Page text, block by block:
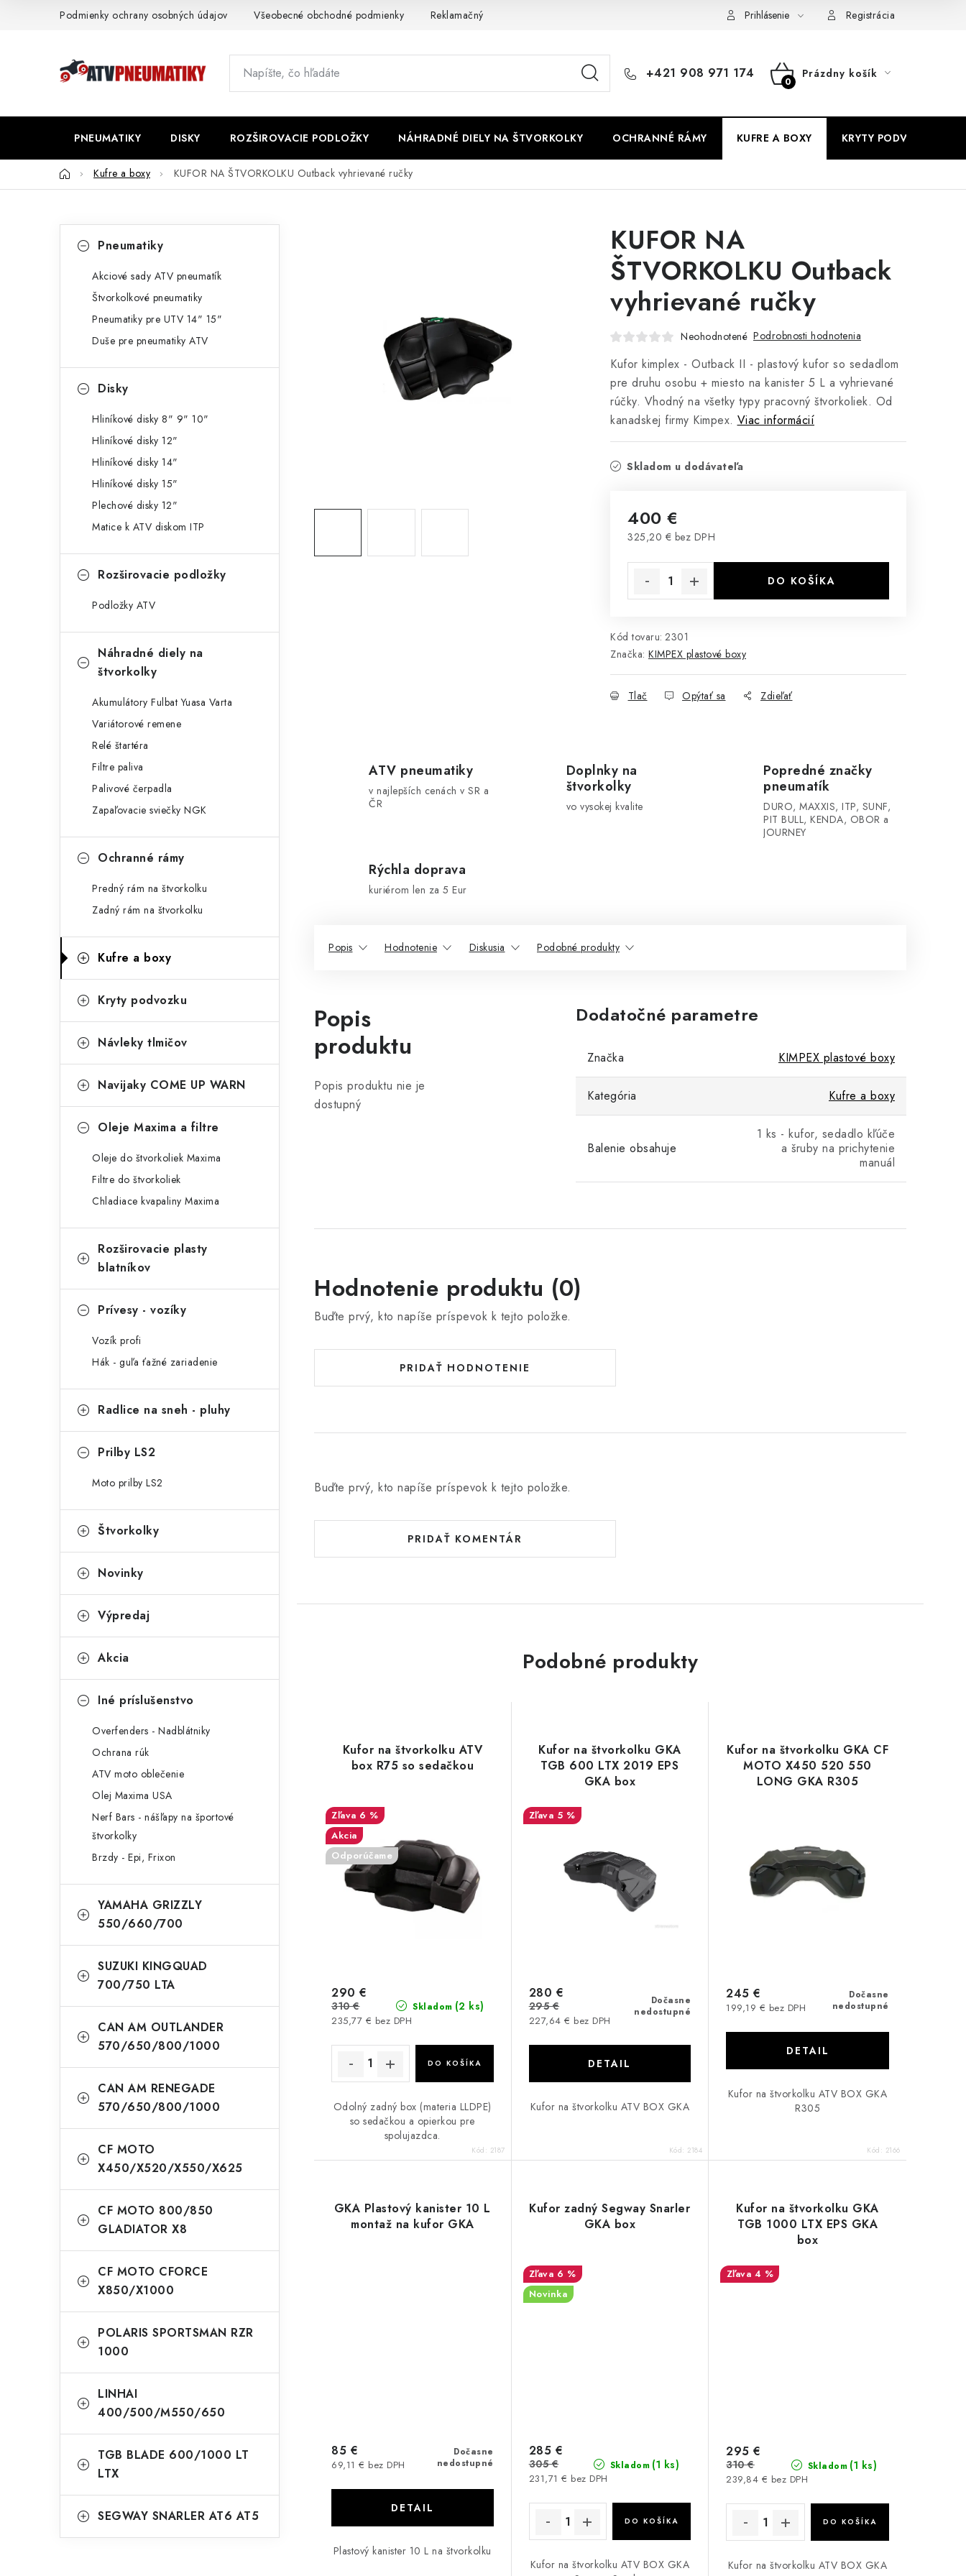
Podmienky ochrany osobných údajov Všeobecné obchodné podmienky Reklamačný poriadok - formulár Prihlásenie Registrácia
+421 908 971 174
NÁKUPNÝ
Prázdny košík
PNEUMATIKY DISKY ROZŠIROVACIE PODLOŽKY NÁHRADNÉ DIELY NA ŠTVORKOLKY OCHRANNÉ RÁMY KUFRE A BOXY KRYTY PODVOZKU
DomovKufre a boxy KUFOR NA ŠTVORKOLKU Outback vyhrievané ručky
p
kategóriePneumatiky
Akciové sady ATV pneumatík
Štvorkolkové pneumatiky
Pneumatiky pre UTV 14" 15"
Duše pre pneumatiky ATV
Disky
Hliníkové disky 8" 9" 10"
Hliníkové disky 12"
Hliníkové disky 14"
Hliníkové disky 15"
Plechové disky 12"
Matice k ATV diskom ITP
Rozširovacie podložky
Podložky ATV
Náhradné diely na
štvorkolky
Akumulátory Fulbat Yuasa Varta
Variátorové remene
Relé štartéra
Filtre paliva
Palivové čerpadla
Zapaľovacie sviečky NGK
Ochranné rámy
Predný rám na štvorkolku
Zadný rám na štvorkolku
Kufre a boxy
Kryty podvozku
Návleky tlmičov
Navijaky COME UP WARN
Oleje Maxima a filtre
Oleje do štvorkoliek Maxima
Filtre do štvorkoliek
Chladiace kvapaliny Maxima
Rozširovacie plasty
blatníkov
Prívesy - vozíky
Vozík profi
Hák - guľa ťažné zariadenie
Radlice na sneh - pluhy
Prilby LS2
Moto prilby LS2
Štvorkolky
Novinky
Výpredaj
Akcia
Iné príslušenstvo
Overfenders - Nadblátniky
Ochrana rúk
ATV moto oblečenie
Olej Maxima USA
Nerf Bars - nášľapy na športové
štvorkolky
Brzdy - Epi, Frixon
YAMAHA GRIZZLY
550/660/700
SUZUKI KINGQUAD
700/750 LTA
CAN AM OUTLANDER
570/650/800/1000
CAN AM RENEGADE
570/650/800/1000
CF MOTO
X450/X520/X550/X625
CF MOTO 800/850
GLADIATOR X8
CF MOTO CFORCE
X850/X1000
POLARIS SPORTSMAN RZR
1000
LINHAI
400/500/M550/650
TGB BLADE 600/1000 LT
LTX
SEGWAY SNARLER AT6 AT5
KUFOR NA
ŠTVORKOLKU Outback
vyhrievané ručky
Neohodnotené Podrobnosti hodnotenia
Kufor kimplex - Outback II - plastový kufor so sedadlom
pre druhu osobu + miesto na kanister 5 L a vyhrievané
rúčky. Vhodný na všetky typy pracovný štvorkoliek. Od
kanadskej firmy Kimpex. Viac informácií
Skladom u dodávateľa
400 €
325,20 € bez DPH
DO KOŠÍKA
Kód tovaru: 2301
Značka: KIMPEX plastové boxy
Tlač Opýtať sa Zdieľať
ATV pneumatiky
v najlepších cenách v SR a
ČR
Doplnky na
štvorkolky
vo vysokej kvalite
Popredné značky
pneumatík
DURO, MAXXIS, ITP, SUNF,
PIT BULL, KENDA, OBOR a
JOURNEY
Rýchla doprava
kuriérom len za 5 Eur
Popis Hodnotenie Diskusia Podobné produkty
Popis
produktu
Popis produktu nie je
dostupný
Dodatočné parametre
Značka KIMPEX plastové boxy
Kategória Kufre a boxy
Balenie obsahuje
1 ks - kufor, sedadlo kľúče
a šruby na prichytenie
manuál
Hodnotenie produktu (0)
Buďte prvý, kto napíše príspevok k tejto položke.
PRIDAŤ HODNOTENIE
Buďte prvý, kto napíše príspevok k tejto položke.
PRIDAŤ KOMENTÁR
Podobné produkty
Kufor na štvorkolku ATV
box R75 so sedačkou
6 %
Akcia
Odporúčame
Skladom (2 ks)
235,77 € bez DPH
290 €
310 €
DO KOŠÍKA
Odolný zadný box (materia LLDPE)
so sedačkou a opierkou pre
spolujazdca.
Kód: 2187
Kufor na štvorkolku GKA
TGB 600 LTX 2019 EPS
GKA box
5 %
Dočasne
nedostupné
227,64 € bez DPH
280 €
295 €
DETAIL
Kufor na štvorkolku ATV BOX GKA
Kód: 2184
Kufor na štvorkolku GKA CF
MOTO X450 520 550
LONG GKA R305
Dočasne
nedostupné
199,19 € bez DPH
245 €
DETAIL
Kufor na štvorkolku ATV BOX GKA
R305
Kód: 2166
GKA Plastový kanister 10 L
montaž na kufor GKA
Dočasne
nedostupné
69,11 € bez DPH
85 €
DETAIL
Plastový kanister 10 L na štvorkolku
Kufor zadný Segway Snarler
GKA box
6 %
Novinka
Skladom (1 ks)
231,71 € bez DPH
285 €
305 €
DO KOŠÍKA
Kufor na štvorkolku ATV BOX GKA
Kufor na štvorkolku GKA
TGB 1000 LTX EPS GKA
box
4 %
Skladom (1 ks)
239,84 € bez DPH
295 €
310 €
DO KOŠÍKA
Kufor na štvorkolku ATV BOX GKA